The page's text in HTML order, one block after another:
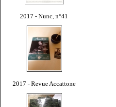
2017 - Nunc, n°41
2017 - Revue Accattone